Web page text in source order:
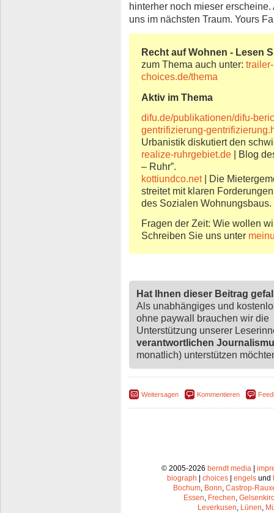
hinterher noch mieser
uns im nächsten Traum. Yours
Recht auf Wohnen - Lesen
zum Thema auch unter:
choices.de/thema
Aktiv im Thema
difu.de/publikationen/difu-
gentrifizierung-
Urbanistik diskutiert den
realize-ruhrgebiet.de | Blog
– Ruhr”.
kottiundco.net| Die
streitet mit klaren
des Sozialen Wohnungsbaus.
Fragen der Zeit: Wie wollen
Schreiben Sie uns unter
Hat Ihnen dieser Beitrag
Als unabhängiges und
ohne paywall brauchen wir die
Unterstützung unserer
verantwortlichen
monatlich) unterstützen
Weitersagen Kommentieren
© 2005-2026 berndt media|
biograph
choices engels und
Bochum, Bonn, Castrop-
Essen, Frechen,
Leverkusen, Lünen,